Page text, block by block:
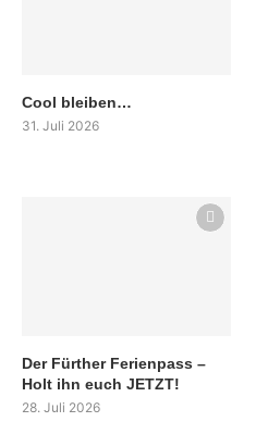
Cool bleiben…
31. Juli 2026
Der Fürther Ferienpass –
Holt ihn euch JETZT!
28. Juli 2026